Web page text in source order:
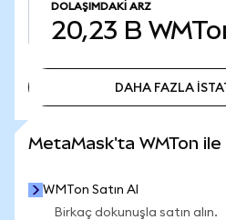
DOLAŞIMDAKI ARZ
20,23 B
DAHA FAZLA
MetaMask'ta WMTon ile
WMTon Satın Al
Birkaç dokunuşla satın alın.